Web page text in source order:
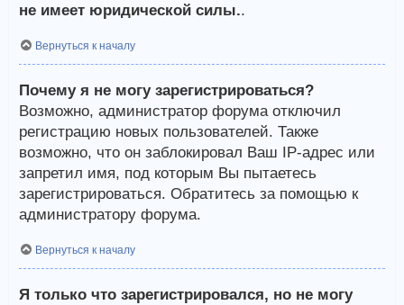
не имеет юридической силы..
Вернуться к началу
Почему я не могу зарегистрироваться?
Возможно, администратор форума отключил
регистрацию новых пользователей. Также
возможно, что он заблокировал Ваш IP-адрес или
запретил имя, под которым Вы пытаетесь
зарегистрироваться. Обратитесь за помощью к
администратору форума.
Вернуться к началу
Я только что зарегистрировался, но не могу